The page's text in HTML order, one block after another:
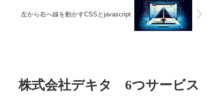
左から右へ線を動かすCSSとjavascript
株式会社デキタ 6つサービス